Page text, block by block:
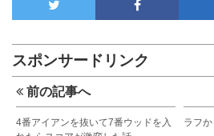
スポンサードリンク
前の記事へ
4番アイアンを抜いて7番ウッドを入
ラフ